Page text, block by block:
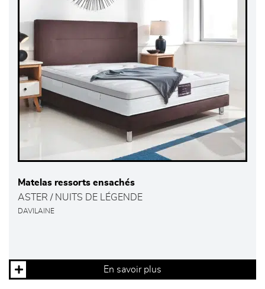
Matelas ressorts ensachés
ASTER / NUITS DE LÉGENDE
DAVILAINE
En savoir plus